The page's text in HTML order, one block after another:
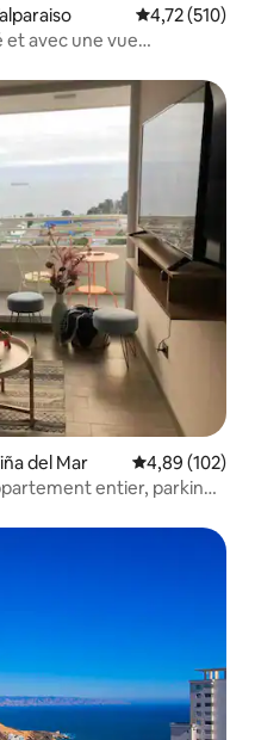
Évaluation
4,72 (510)
avec une vue
del Mar Évaluation
4,89 (102)
entier, parking